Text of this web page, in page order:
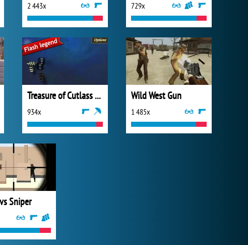
2 443x 729x
Treasure of Cutlass Reef
934x
Wild West Gun
1 485x
Sniper